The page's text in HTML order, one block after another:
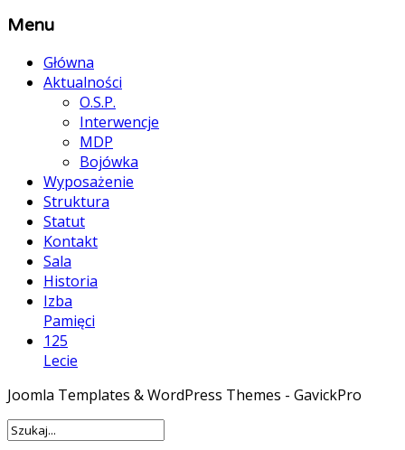
Menu
Główna
Aktualności
O.S.P.
Interwencje
MDP
Bojówka
Wyposażenie
Struktura
Statut
Kontakt
Sala
Historia
Izba
Pamięci
125
Lecie
Joomla Templates & WordPress Themes - GavickPro